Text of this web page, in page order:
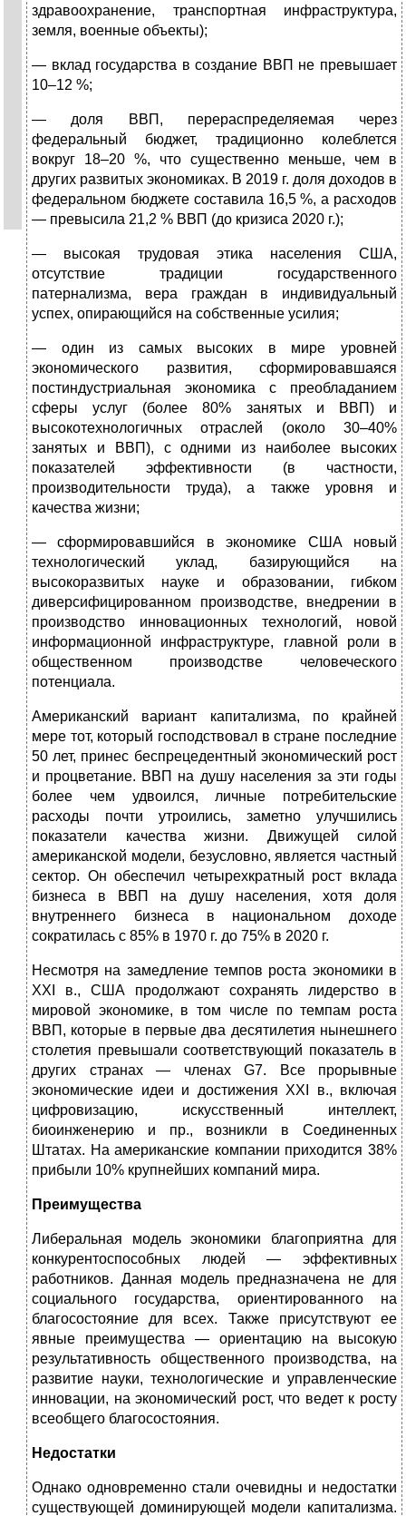
здравоохранение, транспортная инфраструктура,
земля, военные объекты);
— вклад государства в создание ВВП не превышает
10–12 %;
— доля ВВП, перераспределяемая через
федеральный бюджет, традиционно колеблется
вокруг 18–20 %, что существенно меньше, чем в
других развитых экономиках. В 2019 г. доля доходов в
федеральном бюджете составила 16,5 %, а расходов
— превысила 21,2 % ВВП (до кризиса 2020 г.);
— высокая трудовая этика населения США,
отсутствие традиции государственного
патернализма, вера граждан в индивидуальный
успех, опирающийся на собственные усилия;
— один из самых высоких в мире уровней
экономического развития, сформировавшаяся
постиндустриальная экономика с преобладанием
сферы услуг (более 80% занятых и ВВП) и
высокотехнологичных отраслей (около 30–40%
занятых и ВВП), с одними из наиболее высоких
показателей эффективности (в частности,
производительности труда), а также уровня и
качества жизни;
— сформировавшийся в экономике США новый
технологический уклад, базирующийся на
высокоразвитых науке и образовании, гибком
диверсифицированном производстве, внедрении в
производство инновационных технологий, новой
информационной инфраструктуре, главной роли в
общественном производстве человеческого
потенциала.
Американский вариант капитализма, по крайней
мере тот, который господствовал в стране последние
50 лет, принес беспрецедентный экономический рост
и процветание. ВВП на душу населения за эти годы
более чем удвоился, личные потребительские
расходы почти утроились, заметно улучшились
показатели качества жизни. Движущей силой
американской модели, безусловно, является частный
сектор. Он обеспечил четырехкратный рост вклада
бизнеса в ВВП на душу населения, хотя доля
внутреннего бизнеса в национальном доходе
сократилась с 85% в 1970 г. до 75% в 2020 г.
Несмотря на замедление темпов роста экономики в
ХХI в., США продолжают сохранять лидерство в
мировой экономике, в том числе по темпам роста
ВВП, которые в первые два десятилетия нынешнего
столетия превышали соответствующий показатель в
других странах — членах G7. Все прорывные
экономические идеи и достижения ХХI в., включая
цифровизацию, искусственный интеллект,
биоинженерию и пр., возникли в Соединенных
Штатах. На американские компании приходится 38%
прибыли 10% крупнейших компаний мира.
Преимущества
Либеральная модель экономики благоприятна для
конкурентоспособных людей — эффективных
работников. Данная модель предназначена не для
социального государства, ориентированного на
благосостояние для всех. Также присутствуют ее
явные преимущества — ориентацию на высокую
результативность общественного производства, на
развитие науки, технологические и управленческие
инновации, на экономический рост, что ведет к росту
всеобщего благосостояния.
Недостатки
Однако одновременно стали очевидны и недостатки
существующей доминирующей модели капитализма.